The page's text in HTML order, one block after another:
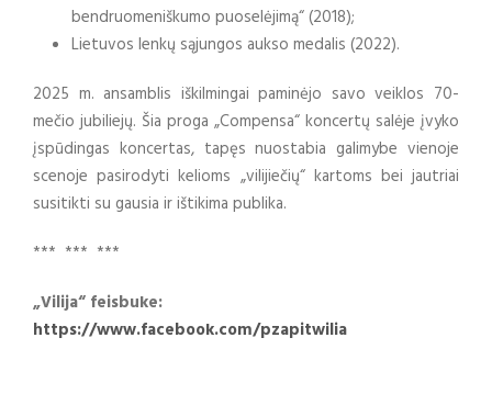
bendruomeniškumo puoselėjimą“ (2018);
Lietuvos lenkų sąjungos aukso medalis (2022).
2025 m. ansamblis iškilmingai paminėjo savo veiklos 70-
mečio jubiliejų. Šia proga „Compensa“ koncertų salėje įvyko
įspūdingas koncertas, tapęs nuostabia galimybe vienoje
scenoje pasirodyti kelioms „vilijiečių“ kartoms bei jautriai
susitikti su gausia ir ištikima publika.
*** *** ***
„Vilija“ feisbuke:
https://www.facebook.com/pzapitwilia